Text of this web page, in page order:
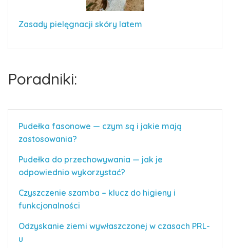
Zasady pielęgnacji skóry latem
Poradniki:
Pudełka fasonowe — czym są i jakie mają
zastosowania?
Pudełka do przechowywania — jak je
odpowiednio wykorzystać?
Czyszczenie szamba – klucz do higieny i
funkcjonalności
Odzyskanie ziemi wywłaszczonej w czasach PRL-
u